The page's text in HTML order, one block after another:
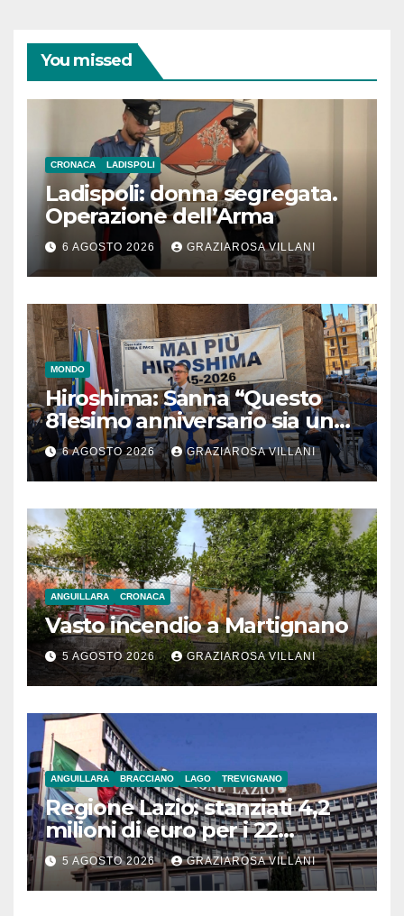
You missed
CRONACA LADISPOLI
Ladispoli: donna segregata.
Operazione dell’Arma
6 AGOSTO 2026 GRAZIAROSA VILLANI
MONDO
Hiroshima: Sanna “Questo
81esimo anniversario sia un
monito per tutti”
6 AGOSTO 2026 GRAZIAROSA VILLANI
ANGUILLARA CRONACA
Vasto incendio a Martignano
5 AGOSTO 2026 GRAZIAROSA VILLANI
ANGUILLARA BRACCIANO LAGO TREVIGNANO
Regione Lazio: stanziati 4,2
milioni di euro per i 22
Comuni dell’Etruria
Meridionale
5 AGOSTO 2026 GRAZIAROSA VILLANI